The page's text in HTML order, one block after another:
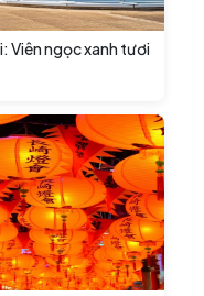
Viên ngọc xanh tươi